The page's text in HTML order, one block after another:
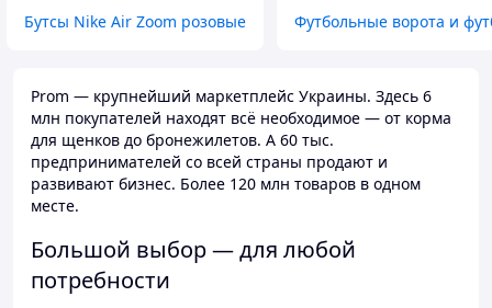
Бутсы Nike Air Zoom розовые Футбольные ворота и
Prom — крупнейший маркетплейс Украины. Здесь 6
млн покупателей находят всё необходимое — от корма
для щенков до бронежилетов. А 60 тыс.
предпринимателей со всей страны продают и
развивают бизнес. Более 120 млн товаров в одном
месте.
Большой выбор — для любой
потребности